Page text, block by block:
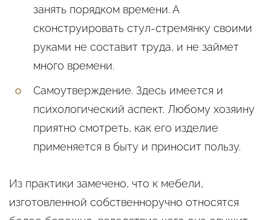
занять порядком времени. А
сконструировать стул-стремянку своими
руками не составит труда, и не займет
много времени.
Самоутверждение. Здесь имеется и
психологический аспект. Любому хозяину
приятно смотреть, как его изделие
применяется в быту и приносит пользу.
Из практики замечено, что к мебели,
изготовленной собственноручно относятся